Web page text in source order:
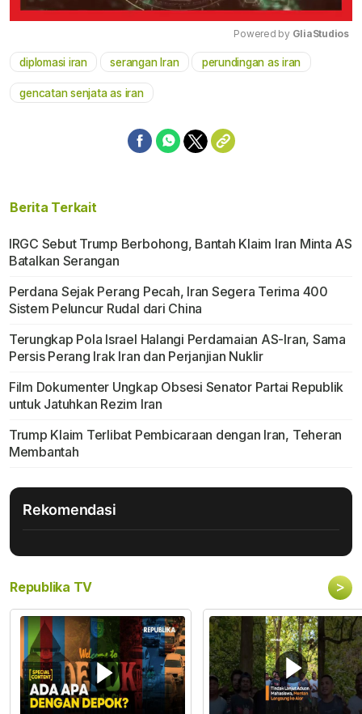
Mute
Powered by GliaStudios
diplomasi iran serangan Iran perundingan as iran
gencatan senjata as iran
Berita Terkait
IRGC Sebut Trump Berbohong, Bantah Klaim Iran Minta AS
Batalkan Serangan
Perdana Sejak Perang Pecah, Iran Segera Terima 400
Sistem Peluncur Rudal dari China
Terungkap Pola Israel Halangi Perdamaian AS-Iran, Sama
Persis Perang Irak Iran dan Perjanjian Nuklir
Film Dokumenter Ungkap Obsesi Senator Partai Republik
untuk Jatuhkan Rezim Iran
Trump Klaim Terlibat Pembicaraan dengan Iran, Teheran
Membantah
Rekomendasi
Republika TV >